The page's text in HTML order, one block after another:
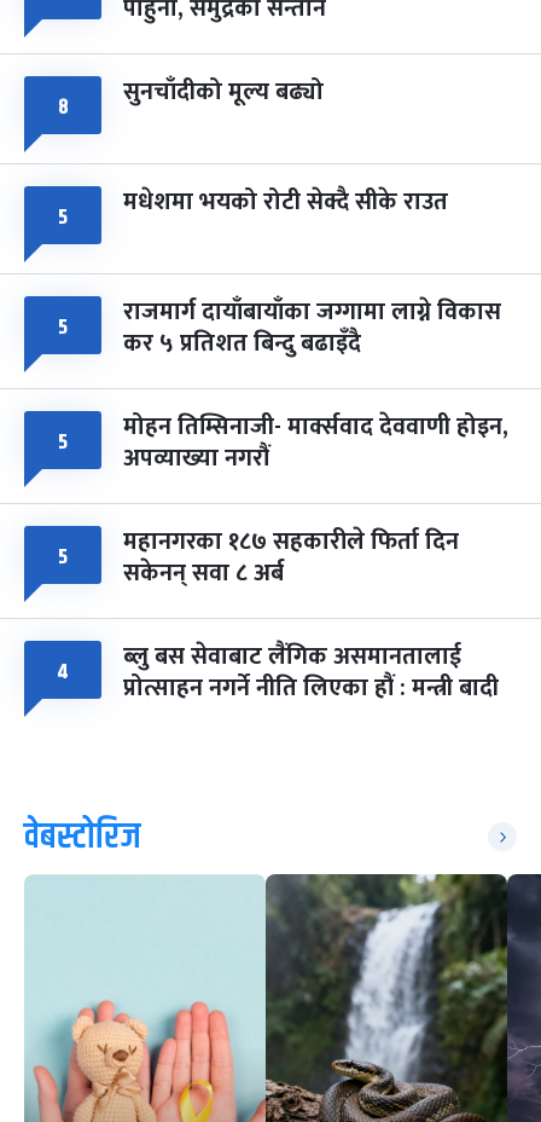
सोम चैत्र ८, २०८३-Mar 22, 2027
८ सुनचाँदीको मूल्य बढ्यो
५ मधेशमा भयको रोटी सेक्दै सीके राउत
५ राजमार्ग दायाँबायाँका जग्गामा लाग्ने विकास
कर ५ प्रतिशत बिन्दु बढाइँदै
५ मोहन तिम्सिनाजी- मार्क्सवाद देववाणी होइन,
अपव्याख्या नगरौं
५ महानगरका १८७ सहकारीले फिर्ता दिन
सकेनन् सवा ८ अर्ब
४ ब्लु बस सेवाबाट लैंगिक असमानतालाई
प्रोत्साहन नगर्ने नीति लिएका हौं : मन्त्री बादी
वेबस्टोरिज